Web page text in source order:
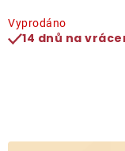
Deštníky
Vyprodáno
14 dnů na